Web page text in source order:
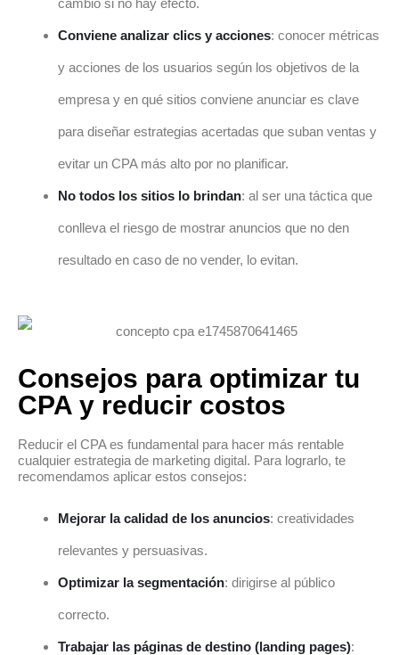
cambio si no hay efecto.
Conviene analizar clics y acciones: conocer métricas
y acciones de los usuarios según los objetivos de la
empresa y en qué sitios conviene anunciar es clave
para diseñar estrategias acertadas que suban ventas y
evitar un CPA más alto por no planificar.
No todos los sitios lo brindan: al ser una táctica que
conlleva el riesgo de mostrar anuncios que no den
resultado en caso de no vender, lo evitan.
Consejos para optimizar tu
CPA y reducir costos
Reducir el CPA es fundamental para hacer más rentable
cualquier estrategia de marketing digital. Para lograrlo, te
recomendamos aplicar estos consejos:
Mejorar la calidad de los anuncios: creatividades
relevantes y persuasivas.
Optimizar la segmentación: dirigirse al público
correcto.
Trabajar las páginas de destino (landing pages):